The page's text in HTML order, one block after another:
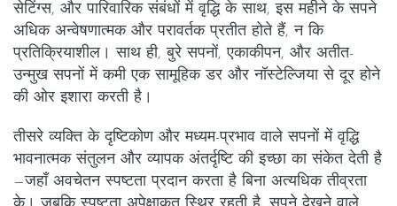
सेटिंग्स, और पारिवारिक संबंधों में वृद्धि के साथ, इस महीने के सपने
अधिक अन्वेषणात्मक और परावर्तक प्रतीत होते हैं, न कि
प्रतिक्रियाशील। साथ ही, बुरे सपनों, एकाकीपन, और अतीत-
उन्मुख सपनों में कमी एक सामूहिक डर और नॉस्टेल्जिया से दूर होने
की ओर इशारा करती है।
तीसरे व्यक्ति के दृष्टिकोण और मध्यम-प्रभाव वाले सपनों में वृद्धि
भावनात्मक संतुलन और व्यापक अंतर्दृष्टि की इच्छा का संकेत देती है
—जहाँ अवचेतन स्पष्टता प्रदान करता है बिना अत्यधिक तीव्रता